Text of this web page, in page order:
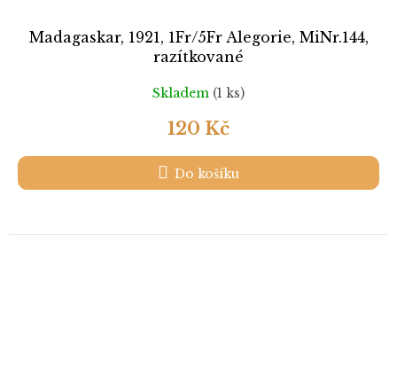
Madagaskar, 1921, 1Fr/5Fr Alegorie, MiNr.144,
razítkované
Skladem (1 ks)
120 Kč
Do košíku